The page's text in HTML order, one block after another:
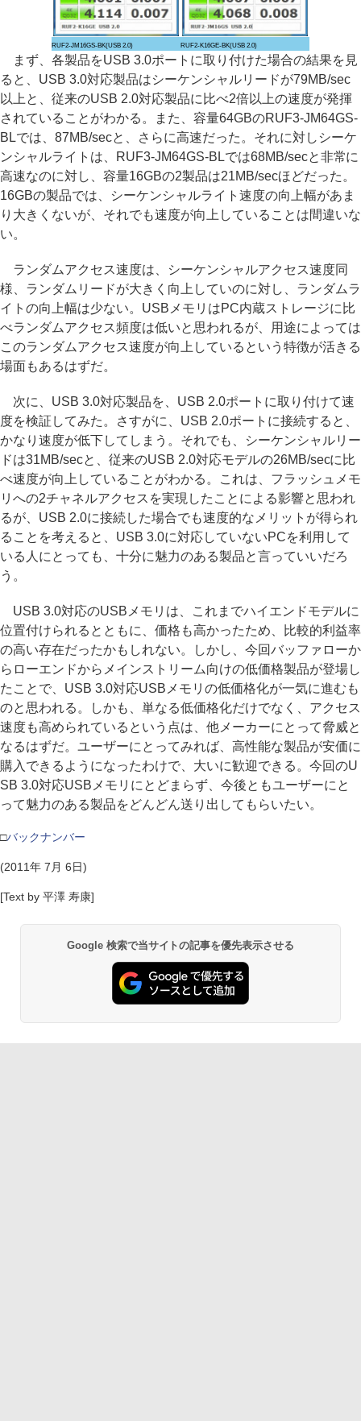
RUF2-JM16GS-BK(USB 2.0) RUF2-K16GE-BK(USB 2.0)
まず、各製品をUSB 3.0ポートに取り付けた場合の結果を見
ると、USB 3.0対応製品はシーケンシャルリードが79MB/sec
以上と、従来のUSB 2.0対応製品に比べ2倍以上の速度が発揮
されていることがわかる。また、容量64GBのRUF3-JM64GS-
BLでは、87MB/secと、さらに高速だった。それに対しシーケ
ンシャルライトは、RUF3-JM64GS-BLでは68MB/secと非常に
高速なのに対し、容量16GBの2製品は21MB/secほどだった。
16GBの製品では、シーケンシャルライト速度の向上幅があま
り大きくないが、それでも速度が向上していることは間違いな
い。
ランダムアクセス速度は、シーケンシャルアクセス速度同
様、ランダムリードが大きく向上していのに対し、ランダムラ
イトの向上幅は少ない。USBメモリはPC内蔵ストレージに比
べランダムアクセス頻度は低いと思われるが、用途によっては
このランダムアクセス速度が向上しているという特徴が活きる
場面もあるはずだ。
次に、USB 3.0対応製品を、USB 2.0ポートに取り付けて速
度を検証してみた。さすがに、USB 2.0ポートに接続すると、
かなり速度が低下してしまう。それでも、シーケンシャルリー
ドは31MB/secと、従来のUSB 2.0対応モデルの26MB/secに比
べ速度が向上していることがわかる。これは、フラッシュメモ
リへの2チャネルアクセスを実現したことによる影響と思われ
るが、USB 2.0に接続した場合でも速度的なメリットが得られ
ることを考えると、USB 3.0に対応していないPCを利用して
いる人にとっても、十分に魅力のある製品と言っていいだろ
う。
USB 3.0対応のUSBメモリは、これまでハイエンドモデルに
位置付けられるとともに、価格も高かったため、比較的利益率
の高い存在だったかもしれない。しかし、今回バッファローか
らローエンドからメインストリーム向けの低価格製品が登場し
たことで、USB 3.0対応USBメモリの低価格化が一気に進むも
のと思われる。しかも、単なる低価格化だけでなく、アクセス
速度も高められているという点は、他メーカーにとって脅威と
なるはずだ。ユーザーにとってみれば、高性能な製品が安価に
購入できるようになったわけで、大いに歓迎できる。今回のU
SB 3.0対応USBメモリにとどまらず、今後ともユーザーにと
って魅力のある製品をどんどん送り出してもらいたい。
□バックナンバー
(2011年 7月 6日)
[Text by 平澤 寿康]
Google 検索で当サイトの記事を優先表示させる